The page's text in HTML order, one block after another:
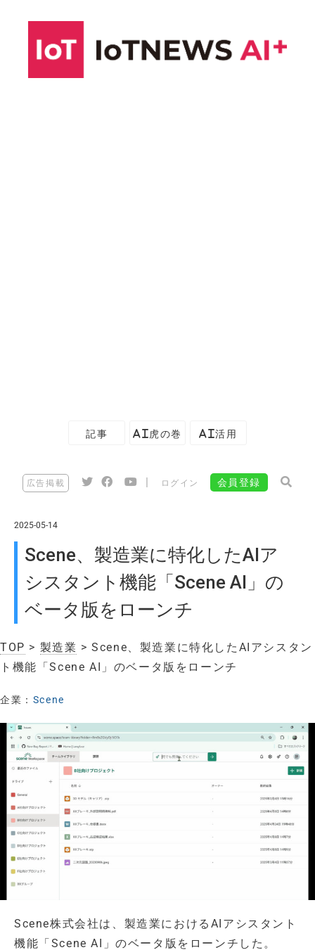
記事 AI虎の巻 AI活用
広告掲載 ログイン 会員登録
2025-05-14
Scene、製造業に特化したAIア
シスタント機能「Scene AI」の
ベータ版をローンチ
TOP > 製造業 > Scene、製造業に特化したAIアシスタン
ト機能「Scene AI」のベータ版をローンチ
企業： Scene
Scene株式会社は、製造業におけるAIアシスタント
機能「Scene AI」のベータ版をローンチした。